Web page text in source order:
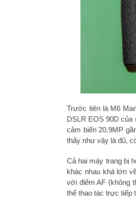
Trước tiên là M6
DSLR EOS 90D
cảm biến 20.9MP
thấy như vậy là đủ,
Cả hai máy trang bị
khác nhau khá lớn
với điểm AF (không
thể thao tác trực tiếp